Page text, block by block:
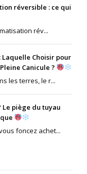
réversible : ce qui
rév...
Laquelle Choisir pour
Canicule ?
les terres, le r...
piège du tuyau
foncez achet...